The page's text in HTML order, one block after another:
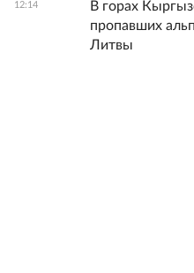
12:14
В горах
пропавших
Литвы